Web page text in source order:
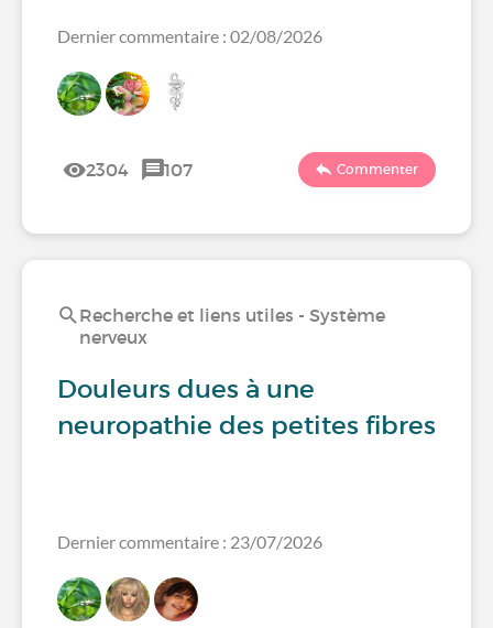
Dernier commentaire : 02/08/2026
2304 107 Commenter
Recherche et liens utiles - Système
nerveux
Douleurs dues à une
neuropathie des petites fibres
Dernier commentaire : 23/07/2026